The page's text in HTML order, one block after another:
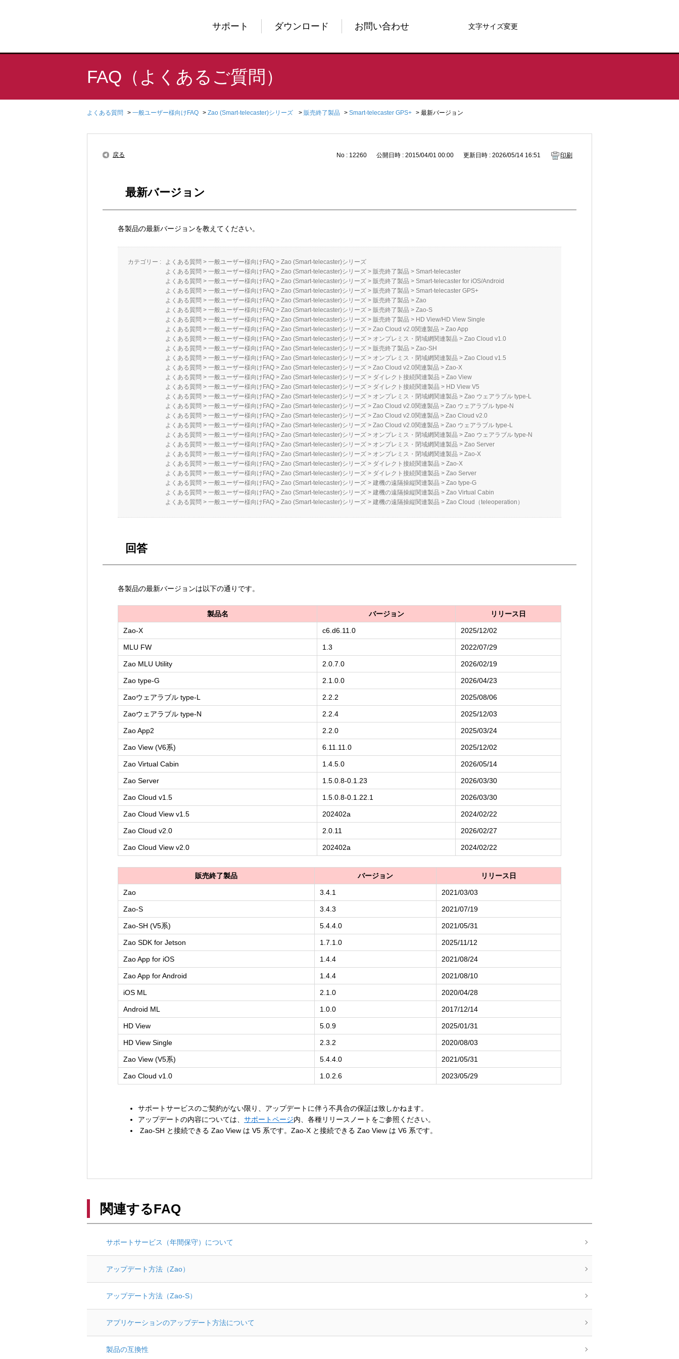
サポート ダウンロード お問い合わせ 文字サイズ変更
FAQ（よくあるご質問）
よくある質問 > 一般ユーザー様向けFAQ > Zao (Smart-telecaster)シリーズ > 販売終了製品 > Smart-telecaster GPS+ > 最新バージョン
戻る No : 12260 公開日時 : 2015/04/01 00:00 更新日時 : 2026/05/14 16:51 印刷
最新バージョン
各製品の最新バージョンを教えてください。
カテゴリー : よくある質問 > 一般ユーザー様向けFAQ > Zao (Smart-telecaster)シリーズ
よくある質問 > 一般ユーザー様向けFAQ > Zao (Smart-telecaster)シリーズ > 販売終了製品 > Smart-telecaster
よくある質問 > 一般ユーザー様向けFAQ > Zao (Smart-telecaster)シリーズ > 販売終了製品 > Smart-telecaster for iOS/Android
よくある質問 > 一般ユーザー様向けFAQ > Zao (Smart-telecaster)シリーズ > 販売終了製品 > Smart-telecaster GPS+
よくある質問 > 一般ユーザー様向けFAQ > Zao (Smart-telecaster)シリーズ > 販売終了製品 > Zao
よくある質問 > 一般ユーザー様向けFAQ > Zao (Smart-telecaster)シリーズ > 販売終了製品 > Zao-S
よくある質問 > 一般ユーザー様向けFAQ > Zao (Smart-telecaster)シリーズ > 販売終了製品 > HD View/HD View Single
よくある質問 > 一般ユーザー様向けFAQ > Zao (Smart-telecaster)シリーズ > Zao Cloud v2.0関連製品 > Zao App
よくある質問 > 一般ユーザー様向けFAQ > Zao (Smart-telecaster)シリーズ > オンプレミス・閉域網関連製品 > Zao Cloud v1.0
よくある質問 > 一般ユーザー様向けFAQ > Zao (Smart-telecaster)シリーズ > 販売終了製品 > Zao-SH
よくある質問 > 一般ユーザー様向けFAQ > Zao (Smart-telecaster)シリーズ > オンプレミス・閉域網関連製品 > Zao Cloud v1.5
よくある質問 > 一般ユーザー様向けFAQ > Zao (Smart-telecaster)シリーズ > Zao Cloud v2.0関連製品 > Zao-X
よくある質問 > 一般ユーザー様向けFAQ > Zao (Smart-telecaster)シリーズ > ダイレクト接続関連製品 > Zao View
よくある質問 > 一般ユーザー様向けFAQ > Zao (Smart-telecaster)シリーズ > ダイレクト接続関連製品 > HD View V5
よくある質問 > 一般ユーザー様向けFAQ > Zao (Smart-telecaster)シリーズ > オンプレミス・閉域網関連製品 > Zao ウェアラブル type-L
よくある質問 > 一般ユーザー様向けFAQ > Zao (Smart-telecaster)シリーズ > Zao Cloud v2.0関連製品 > Zao ウェアラブル type-N
よくある質問 > 一般ユーザー様向けFAQ > Zao (Smart-telecaster)シリーズ > Zao Cloud v2.0関連製品 > Zao Cloud v2.0
よくある質問 > 一般ユーザー様向けFAQ > Zao (Smart-telecaster)シリーズ > Zao Cloud v2.0関連製品 > Zao ウェアラブル type-L
よくある質問 > 一般ユーザー様向けFAQ > Zao (Smart-telecaster)シリーズ > オンプレミス・閉域網関連製品 > Zao ウェアラブル type-N
よくある質問 > 一般ユーザー様向けFAQ > Zao (Smart-telecaster)シリーズ > オンプレミス・閉域網関連製品 > Zao Server
よくある質問 > 一般ユーザー様向けFAQ > Zao (Smart-telecaster)シリーズ > オンプレミス・閉域網関連製品 > Zao-X
よくある質問 > 一般ユーザー様向けFAQ > Zao (Smart-telecaster)シリーズ > ダイレクト接続関連製品 > Zao-X
よくある質問 > 一般ユーザー様向けFAQ > Zao (Smart-telecaster)シリーズ > ダイレクト接続関連製品 > Zao Server
よくある質問 > 一般ユーザー様向けFAQ > Zao (Smart-telecaster)シリーズ > 建機の遠隔操縦関連製品 > Zao type-G
よくある質問 > 一般ユーザー様向けFAQ > Zao (Smart-telecaster)シリーズ > 建機の遠隔操縦関連製品 > Zao Virtual Cabin
よくある質問 > 一般ユーザー様向けFAQ > Zao (Smart-telecaster)シリーズ > 建機の遠隔操縦関連製品 > Zao Cloud（teleoperation）
回答
各製品の最新バージョンは以下の通りです。
製品名 バージョン リリース日
Zao-X c6.d6.11.0 2025/12/02
MLU FW 1.3 2022/07/29
Zao MLU Utility 2.0.7.0 2026/02/19
Zao type-G 2.1.0.0 2026/04/23
Zaoウェアラブル type-L 2.2.2 2025/08/06
Zaoウェアラブル type-N 2.2.4 2025/12/03
Zao App2 2.2.0 2025/03/24
Zao View (V6系) 6.11.11.0 2025/12/02
Zao Virtual Cabin 1.4.5.0 2026/05/14
Zao Server 1.5.0.8-0.1.23 2026/03/30
Zao Cloud v1.5 1.5.0.8-0.1.22.1 2026/03/30
Zao Cloud View v1.5 202402a 2024/02/22
Zao Cloud v2.0 2.0.11 2026/02/27
Zao Cloud View v2.0 202402a 2024/02/22
販売終了製品 バージョン リリース日
Zao 3.4.1 2021/03/03
Zao-S 3.4.3 2021/07/19
Zao-SH (V5系) 5.4.4.0 2021/05/31
Zao SDK for Jetson 1.7.1.0 2025/11/12
Zao App for iOS 1.4.4 2021/08/24
Zao App for Android 1.4.4 2021/08/10
iOS ML 2.1.0 2020/04/28
Android ML 1.0.0 2017/12/14
HD View 5.0.9 2025/01/31
HD View Single 2.3.2 2020/08/03
Zao View (V5系) 5.4.4.0 2021/05/31
Zao Cloud v1.0 1.0.2.6 2023/05/29
サポートサービスのご契約がない限り、アップデートに伴う不具合の保証は致しかねます。
アップデートの内容については、 サポートページ内、各種リリースノートをご参照ください。
Zao-SH と接続できる Zao View は V5 系です。Zao-X と接続できる Zao View は V6 系です。
関連するFAQ
サポートサービス（年間保守）について
アップデート方法（Zao）
アップデート方法（Zao-S）
アプリケーションのアップデート方法について
製品の互換性